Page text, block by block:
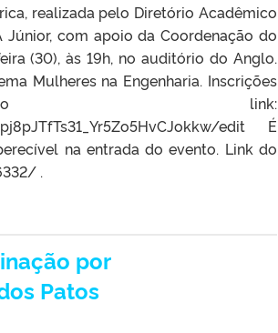
realizada pelo Diretório Acadêmico
Júnior, com apoio da Coordenação do
(30), às 19h, no auditório do Anglo.
Mulheres na Engenharia. Inscrições
link:
edit É
na entrada do evento. Link do
.
por
Patos